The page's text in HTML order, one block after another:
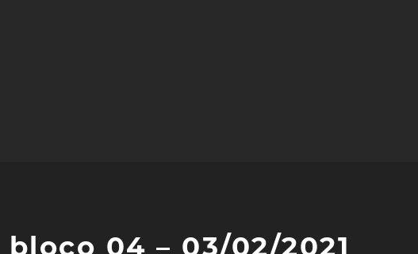
04 – 03/02/2021